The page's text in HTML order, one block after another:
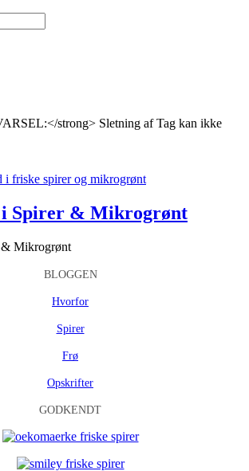
strong> Sletning af Tag kan ikke
i Spirer & Mikrogrønt
& Mikrogrønt
BLOGGEN
Hvorfor
Spirer
Frø
Opskrifter
GODKENDT